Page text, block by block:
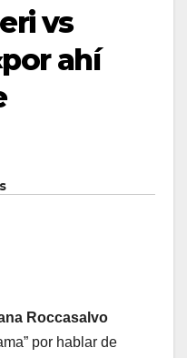
vs
ahí
Roccasalvo
por hablar de